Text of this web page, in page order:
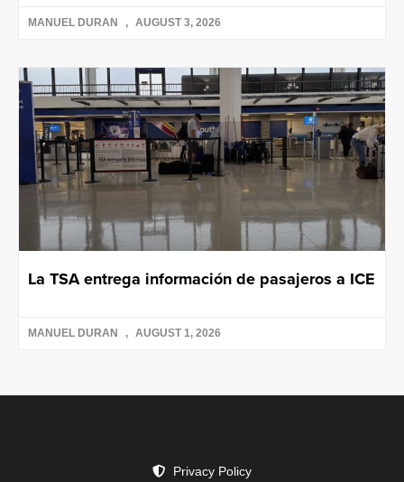
MANUEL DURAN AUGUST 3, 2026
La TSA entrega información de pasajeros a ICE
MANUEL DURAN AUGUST 1, 2026
Privacy Policy